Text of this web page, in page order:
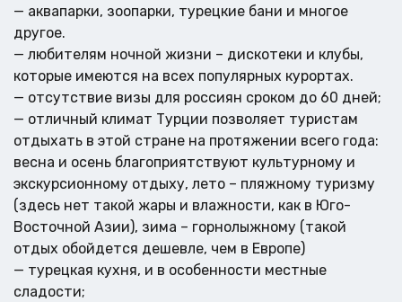
— аквапарки, зоопарки, турецкие бани и многое
другое.
— любителям ночной жизни – дискотеки и клубы,
которые имеются на всех популярных курортах.
— отсутствие визы для россиян сроком до 60 дней;
— отличный климат Турции позволяет туристам
отдыхать в этой стране на протяжении всего года:
весна и осень благоприятствуют культурному и
экскурсионному отдыху, лето – пляжному туризму
(здесь нет такой жары и влажности, как в Юго-
Восточной Азии), зима – горнолыжному (такой
отдых обойдется дешевле, чем в Европе)
— турецкая кухня, и в особенности местные
сладости;